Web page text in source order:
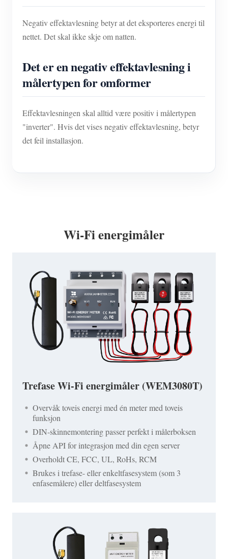
Negativ effektavlesning betyr at det eksporteres energi til
nettet. Det skal ikke skje om natten.
Det er en negativ effektavlesning i
målertypen for omformer
Effektavlesningen skal alltid være positiv i målertypen
"inverter". Hvis det vises negativ effektavlesning, betyr
det feil installasjon.
Wi-Fi energimåler
Trefase Wi-Fi energimåler (WEM3080T)
Overvåk toveis energi med én meter med toveis
funksjon
DIN-skinnemontering passer perfekt i målerboksen
Åpne API for integrasjon med din egen server
Overholdt CE, FCC, UL, RoHs, RCM
Brukes i trefase- eller enkeltfasesystem (som 3
enfasemålere) eller deltfasesystem